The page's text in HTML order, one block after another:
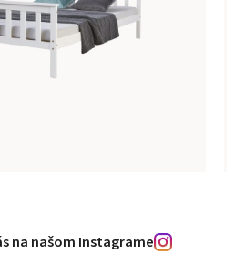
na našom Instagrame